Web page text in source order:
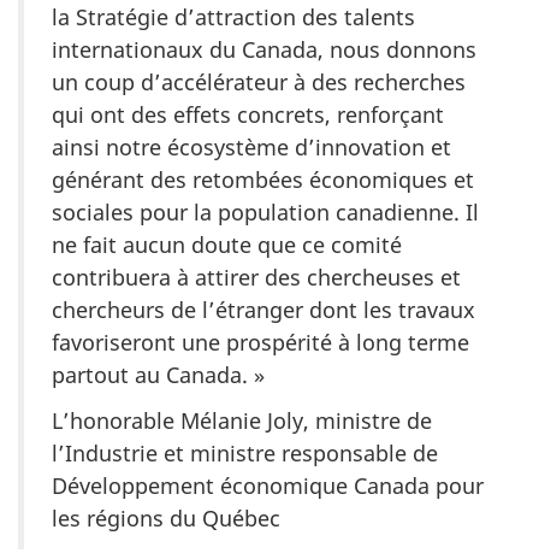
la Stratégie d’attraction des talents
internationaux du Canada, nous donnons
un coup d’accélérateur à des recherches
qui ont des effets concrets, renforçant
ainsi notre écosystème d’innovation et
générant des retombées économiques et
sociales pour la population canadienne. Il
ne fait aucun doute que ce comité
contribuera à attirer des chercheuses et
chercheurs de l’étranger dont les travaux
favoriseront une prospérité à long terme
partout au Canada. »
L’honorable Mélanie Joly, ministre de
l’Industrie et ministre responsable de
Développement économique Canada pour
les régions du Québec